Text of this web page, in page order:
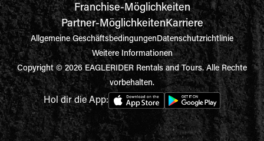
Franchise-Möglichkeiten
Partner-MöglichkeitenKarriere
Allgemeine GeschäftsbedingungenDatenschutzrichtlinie
Weitere Informationen
Copyright © 2026 EAGLERIDER Rentals and Tours. Alle Rechte
vorbehalten.
Hol dir die App: